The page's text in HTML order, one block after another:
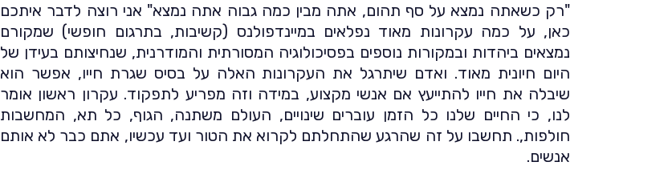
"רק כשאתה נמצא על סף תהום, אתה מבין כמה גבוה אתה נמצא" אני רוצה לדבר איתכם
כאן, על כמה עקרונות מאוד נפלאים במיינדפולנס (קשיבות, בתרגום חופשי) שמקורם
נמצאים ביהדות ובמקורות נוספים בפסיכולוגיה המסורתית והמודרנית, שנחיצותם בעידן של
היום חיונית מאוד. ואדם שיתרגל את העקרונות האלה על בסיס שגרת חייו, אפשר הוא
שיבלה את חייו להתייעץ אם אנשי מקצוע, במידה וזה מפריע לתפקוד. עקרון ראשון אומר
לנו, כי החיים שלנו כל הזמן עוברים שינויים, העולם משתנה, הגוף, כל תא, המחשבות
חולפות,. תחשבו על זה שהרגע שהתחלתם לקרוא את הטור ועד עכשיו, אתם כבר לא אותם
אנשים.